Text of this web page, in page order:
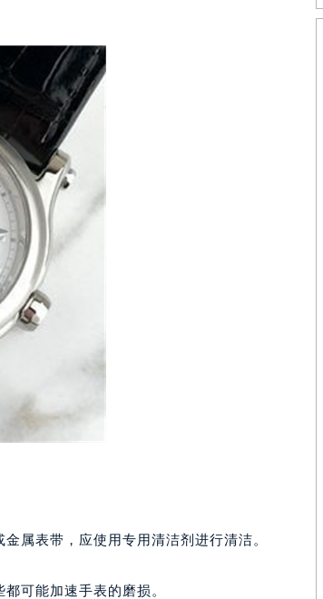
需提前预约）
（芙蓉广场）10层13室（需提前预约）
预约）
层整层（需提前预约）
1层整层（需提前预约）
层整层（需提前预约）
B（需提前预约）
）
需提前预约）
前预约）
需提前预约）
需提前预约）
预约）
（需提前预约）
约）
（需提前预约）
属表带，应使用专用清洁剂进行清洁。
可能加速手表的磨损。